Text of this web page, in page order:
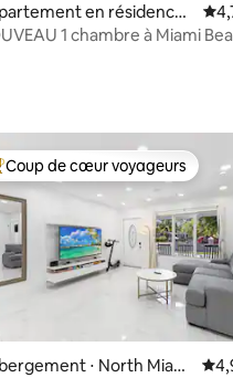
en résidence ⋅
Beach1 chambre à Miami
de cœur voyageurs les
Coup de cœur voyageurs
⋅ North Miami